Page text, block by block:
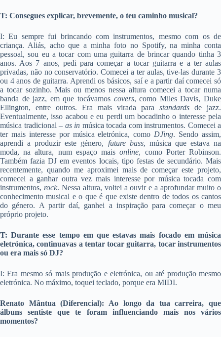
T: Consegues explicar, brevemente, o teu caminho musical?
I: Eu sempre fui brincando com instrumentos, mesmo com os de
criança. Aliás, acho que a minha foto no Spotify, na minha conta
pessoal, sou eu a tocar com uma guitarra de brincar quando tinha 3
anos. Aos 7 anos, pedi para começar a tocar guitarra e a ter aulas
privadas, não no conservatório. Comecei a ter aulas, tive-las durante 3
ou 4 anos de guitarra. Aprendi os básicos, saí e a partir daí comecei só
a tocar sozinho. Mais ou menos nessa altura comecei a tocar numa
banda de jazz, em que tocávamos covers, como Miles Davis, Duke
Ellington, entre outros. Era mais virada para standards de jazz.
Eventualmente, isso acabou e eu perdi um bocadinho o interesse pela
música tradicional – as in música tocada com instrumentos. Comecei a
ter mais interesse por música eletrónica, como DJing. Sendo assim,
aprendi a produzir este género, future bass, música que estava na
moda, na altura, num espaço maisonline, como Porter Robinson.
Também fazia DJ em eventos locais, tipo festas de secundário. Mais
recentemente, quando me aproximei mais de começar este projeto,
comecei a ganhar outra vez mais interesse por música tocada com
instrumentos, rock. Nessa altura, voltei a ouvir e a aprofundar muito o
conhecimento musical e o que é que existe dentro de todos os cantos
do género. A partir daí, ganhei a inspiração para começar o meu
próprio projeto.
T: Durante esse tempo em que estavas mais focado em música
eletrónica, continuavas a tentar tocar guitarra, tocar instrumentos
ou era mais só DJ?
I: Era mesmo só mais produção e eletrónica, ou até produção mesmo
eletrónica. No máximo, toquei teclado, porque era MIDI.
Renato Mântua (Diferencial): Ao longo da tua carreira, que
álbuns sentiste que te foram influenciando mais nos vários
momentos?